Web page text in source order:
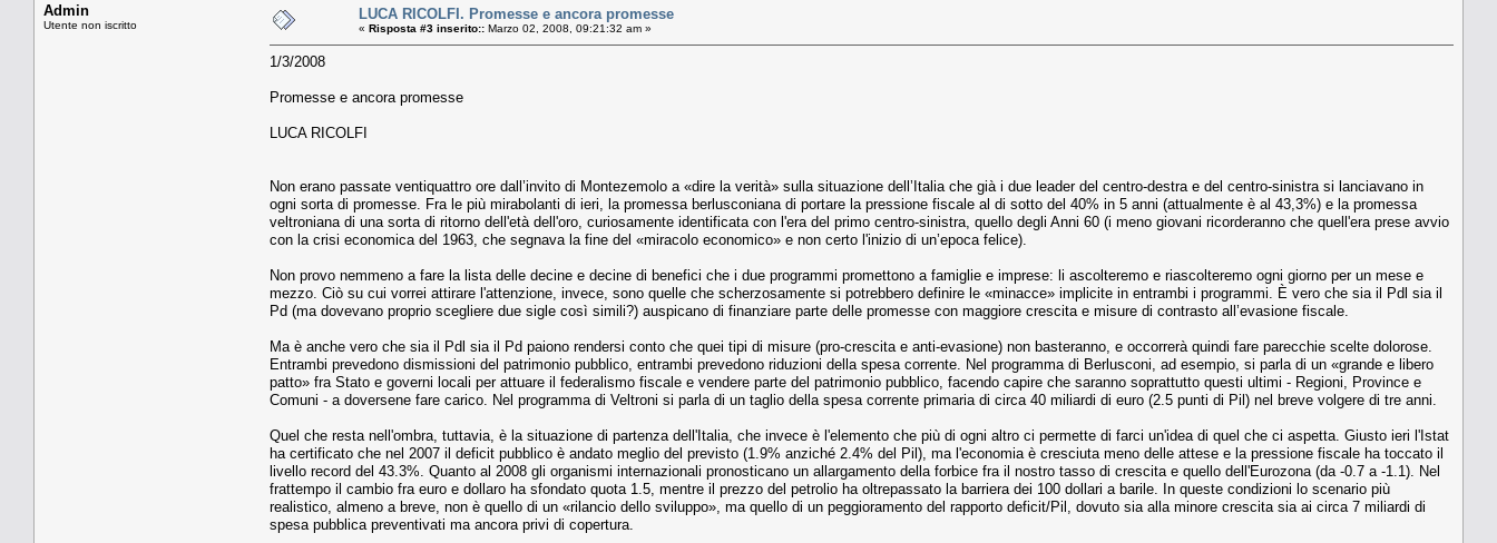
Admin
Utente non iscritto
LUCA RICOLFI. Promesse e ancora promesse
« Risposta #3 inserito:: Marzo 02, 2008, 09:21:32 am »
1/3/2008
Promesse e ancora promesse
LUCA RICOLFI
Non erano passate ventiquattro ore dall’invito di Montezemolo a «dire la verità» sulla situazione dell’Italia che già i due leader del centro-destra e del centro-sinistra si lanciavano in
ogni sorta di promesse. Fra le più mirabolanti di ieri, la promessa berlusconiana di portare la pressione fiscale al di sotto del 40% in 5 anni (attualmente è al 43,3%) e la promessa
veltroniana di una sorta di ritorno dell'età dell'oro, curiosamente identificata con l'era del primo centro-sinistra, quello degli Anni 60 (i meno giovani ricorderanno che quell'era prese avvio
con la crisi economica del 1963, che segnava la fine del «miracolo economico» e non certo l'inizio di un’epoca felice).
Non provo nemmeno a fare la lista delle decine e decine di benefici che i due programmi promettono a famiglie e imprese: li ascolteremo e riascolteremo ogni giorno per un mese e
mezzo. Ciò su cui vorrei attirare l'attenzione, invece, sono quelle che scherzosamente si potrebbero definire le «minacce» implicite in entrambi i programmi. È vero che sia il Pdl sia il
Pd (ma dovevano proprio scegliere due sigle così simili?) auspicano di finanziare parte delle promesse con maggiore crescita e misure di contrasto all’evasione fiscale.
Ma è anche vero che sia il Pdl sia il Pd paiono rendersi conto che quei tipi di misure (pro-crescita e anti-evasione) non basteranno, e occorrerà quindi fare parecchie scelte dolorose.
Entrambi prevedono dismissioni del patrimonio pubblico, entrambi prevedono riduzioni della spesa corrente. Nel programma di Berlusconi, ad esempio, si parla di un «grande e libero
patto» fra Stato e governi locali per attuare il federalismo fiscale e vendere parte del patrimonio pubblico, facendo capire che saranno soprattutto questi ultimi - Regioni, Province e
Comuni - a doversene fare carico. Nel programma di Veltroni si parla di un taglio della spesa corrente primaria di circa 40 miliardi di euro (2.5 punti di Pil) nel breve volgere di tre anni.
Quel che resta nell'ombra, tuttavia, è la situazione di partenza dell'Italia, che invece è l'elemento che più di ogni altro ci permette di farci un'idea di quel che ci aspetta. Giusto ieri l'Istat
ha certificato che nel 2007 il deficit pubblico è andato meglio del previsto (1.9% anziché 2.4% del Pil), ma l'economia è cresciuta meno delle attese e la pressione fiscale ha toccato il
livello record del 43.3%. Quanto al 2008 gli organismi internazionali pronosticano un allargamento della forbice fra il nostro tasso di crescita e quello dell'Eurozona (da -0.7 a -1.1). Nel
frattempo il cambio fra euro e dollaro ha sfondato quota 1.5, mentre il prezzo del petrolio ha oltrepassato la barriera dei 100 dollari a barile. In queste condizioni lo scenario più
realistico, almeno a breve, non è quello di un «rilancio dello sviluppo», ma quello di un peggioramento del rapporto deficit/Pil, dovuto sia alla minore crescita sia ai circa 7 miliardi di
spesa pubblica preventivati ma ancora privi di copertura.